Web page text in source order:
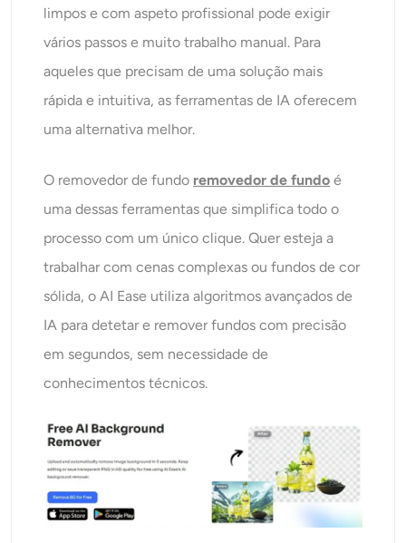
limpos e com aspeto profissional pode exigir
vários passos e muito trabalho manual. Para
aqueles que precisam de uma solução mais
rápida e intuitiva, as ferramentas de IA oferecem
uma alternativa melhor.
O removedor de fundo removedor de fundo é
uma dessas ferramentas que simplifica todo o
processo com um único clique. Quer esteja a
trabalhar com cenas complexas ou fundos de cor
sólida, o AI Ease utiliza algoritmos avançados de
IA para detetar e remover fundos com precisão
em segundos, sem necessidade de
conhecimentos técnicos.